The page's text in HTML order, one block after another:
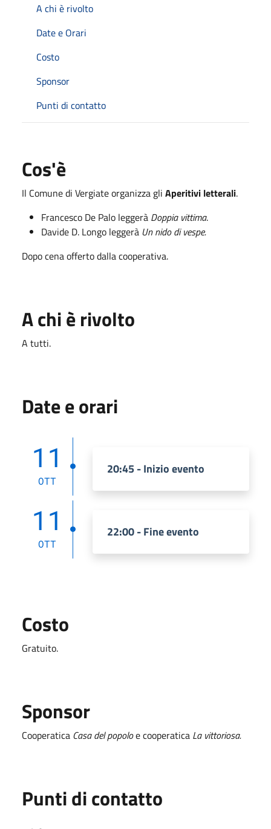
A chi è rivolto
Date e Orari
Costo
Sponsor
Punti di contatto
Cos'è
Il Comune di Vergiate organizza gli Aperitivi letterali.
Francesco De Palo leggerà Doppia vittima.
Davide D. Longo leggerà Un nido di vespe.
Dopo cena offerto dalla cooperativa.
A chi è rivolto
A tutti.
Date e orari
11
OTT
20:45 - Inizio evento
11
OTT
22:00 - Fine evento
Costo
Gratuito.
Sponsor
Cooperatica Casa del popoloe cooperatica La vittoriosa.
Punti di contatto